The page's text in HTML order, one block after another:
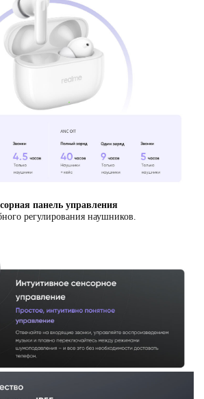
панель управления
регулирования наушников.